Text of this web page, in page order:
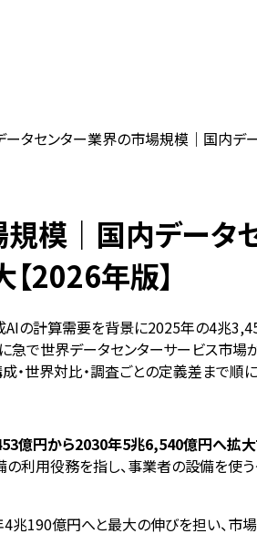
ータセンター業界の市場規模｜国内デ
規模｜国内デー
2026年版】
AIの計算需要を背景に2025年の4兆
急で世界データセンターサービス市
世界対比・調査ごとの定義差まで順に
億円から2030年5兆6,540億円へ拡
利用役務を指し、事業者の設備を使
190億円へと最大の伸びを担い、市